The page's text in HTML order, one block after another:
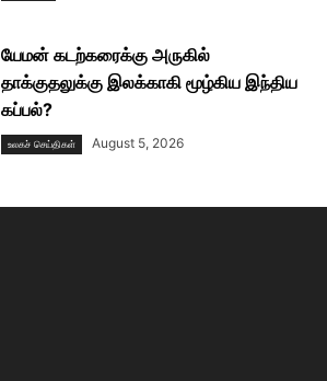
யேமன் கடற்கரைக்கு அருகில்
தாக்குதலுக்கு இலக்காகி மூழ்கிய இந்திய
கப்பல்?
உலகச் செய்திகள் August 5, 2026